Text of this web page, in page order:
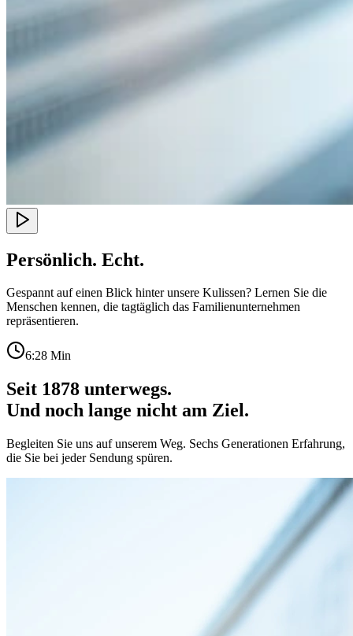
Persönlich. Echt.
Gespannt auf einen Blick hinter unsere Kulissen? Lernen Sie die
Menschen kennen, die tagtäglich das Familienunternehmen
repräsentieren.
6:28 Min
Seit 1878 unterwegs.
Und noch lange nicht am Ziel.
Begleiten Sie uns auf unserem Weg. Sechs Generationen Erfahrung,
die Sie bei jeder Sendung spüren.